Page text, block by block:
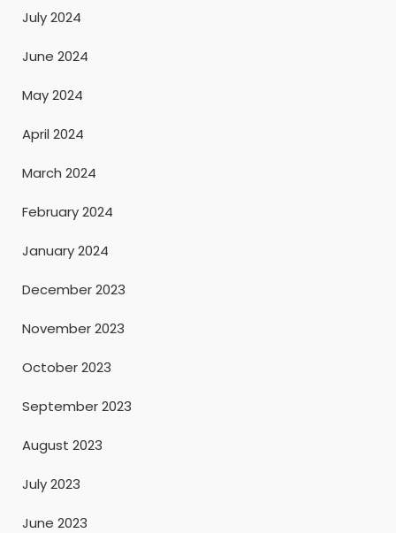
July 2024
June 2024
May 2024
April 2024
March 2024
February 2024
January 2024
December 2023
November 2023
October 2023
September 2023
August 2023
July 2023
June 2023